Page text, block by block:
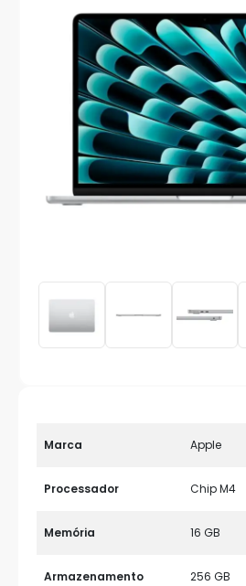
Marca Apple
Processador Chip M4
Memória 16 GB
Armazenamento 256 GB